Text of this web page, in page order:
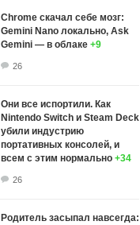
Chrome скачал себе мозг:
Gemini Nano локально, Ask
Gemini — в облаке +9
26
Они все испортили. Как
Nintendo Switch и Steam Deck
убили индустрию
портативных консолей, и
всем с этим нормально +34
26
Родитель засыпал навсегда: